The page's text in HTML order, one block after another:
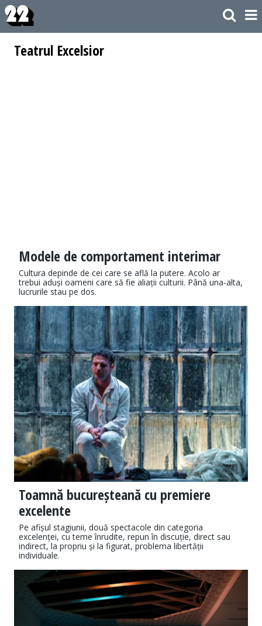
Teatrul Excelsior
Modele de comportament interimar
Cultura depinde de cei care se află la putere. Acolo ar
trebui aduși oameni care să fie aliații culturii. Până una-alta,
lucrurile stau pe dos.
Toamnă bucureșteană cu premiere
excelente
Pe afișul stagiunii, două spectacole din categoria
excelenței, cu teme înrudite, repun în discuție, direct sau
indirect, la propriu și la figurat, problema libertății
individuale.